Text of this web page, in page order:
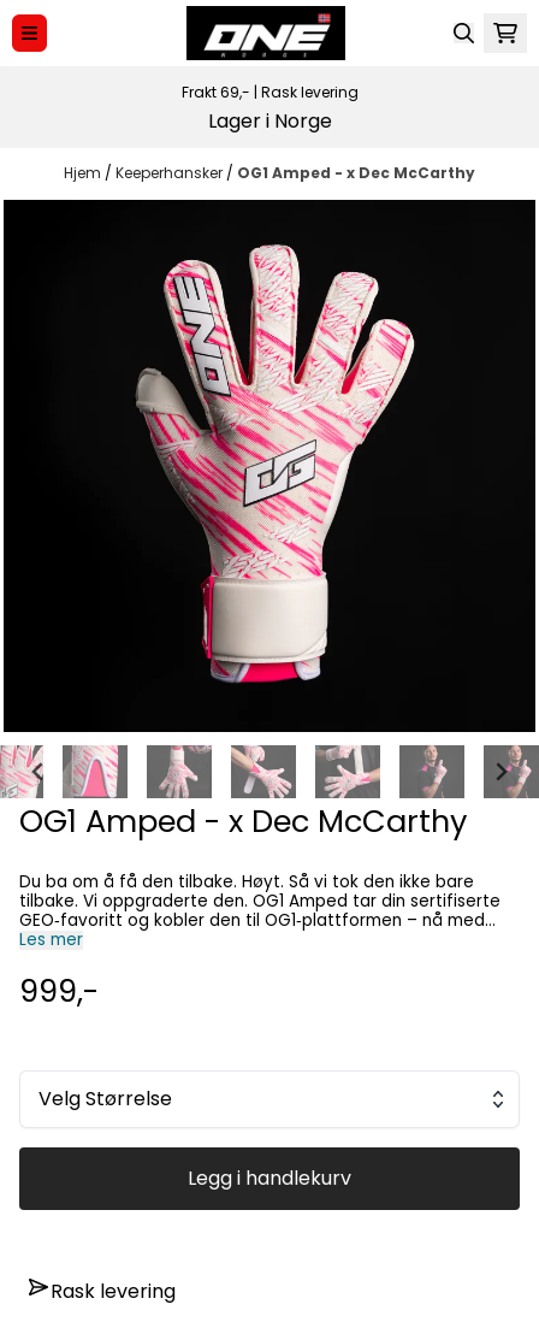
Hopp til innhold
Frakt 69,- | Rask levering
Lager i Norge
Hjem / Keeperhansker / OG1 Amped - x Dec McCarthy
OG1 Amped - x Dec McCarthy
Du ba om å få den tilbake. Høyt. Så vi tok den ikke bare
tilbake. Vi oppgraderte den. OG1 Amped tar din sertifiserte
GEO‑favoritt og kobler den til OG1‑plattformen – nå med
integrert Speed Sleeve® + stropp for en låst passform. Hvit.
av en grunn. Samme kaos. Mer kontroll. Mye mer bitt. ✨
FUNKSJONER 4 mm Pro Grade Contact Latex Lettvekts
innpakket tommel OG x Dec McCarthy‑samarbeid Hvit/Hot
Pink “Amped” fargekombinasjon Forlenget
V‑palm‑konstruksjon Echo Form™ 2.0 internt grep-system
X‑Wrap låser hansken til hånden uten begrensning 🧤 YTELSE
Tørrgrep: ELITE Vått grep: FANTASTISK Holdbarhet: GOD
Les mer
999,-
Velg Størrelse
Legg i handlekurv
Rask levering